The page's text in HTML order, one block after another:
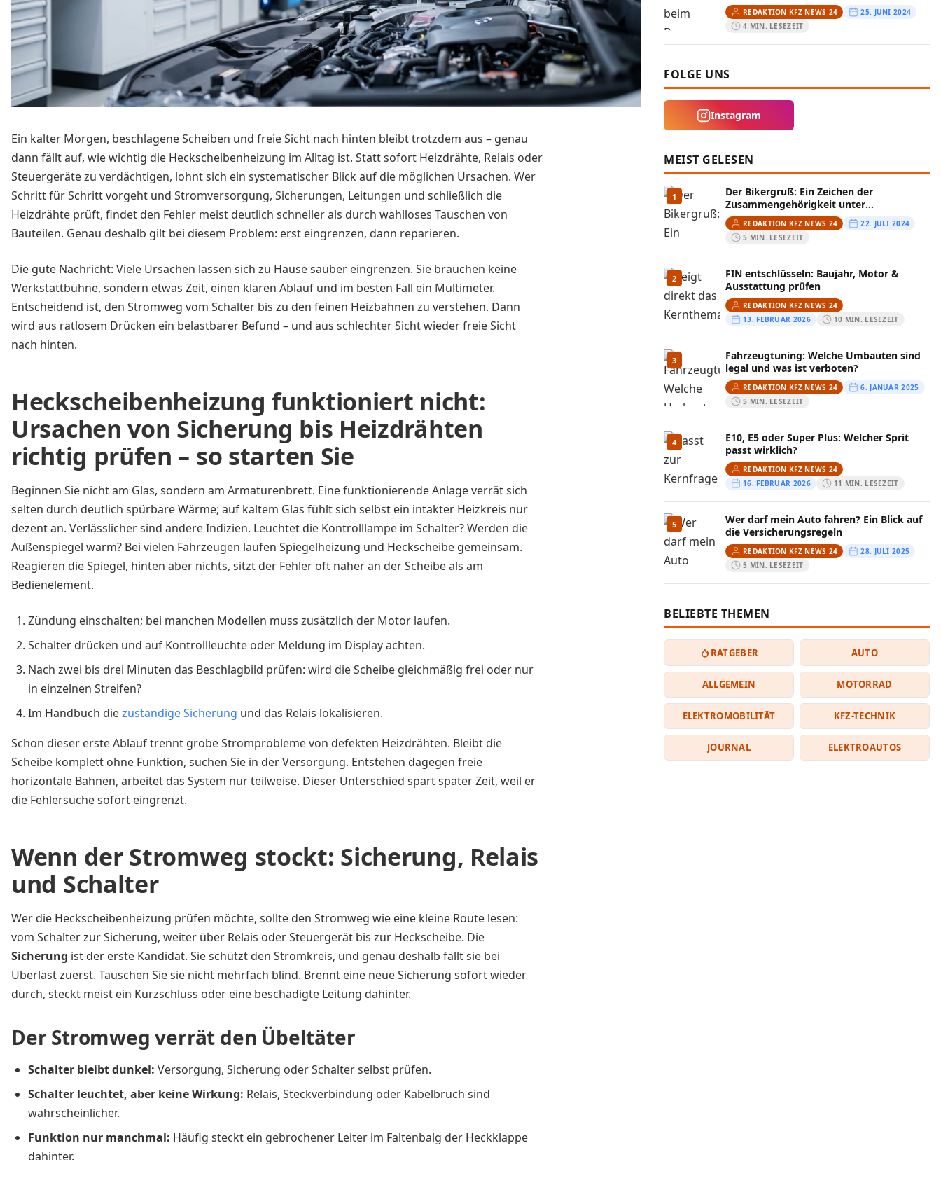
Ein kalter Morgen, beschlagene Scheiben und freie Sicht nach hinten bleibt trotzdem aus – genau
dann fällt auf, wie wichtig die Heckscheibenheizung im Alltag ist. Statt sofort Heizdrähte, Relais oder
Steuergeräte zu verdächtigen, lohnt sich ein systematischer Blick auf die möglichen Ursachen. Wer
Schritt für Schritt vorgeht und Stromversorgung, Sicherungen, Leitungen und schließlich die
Heizdrähte prüft, findet den Fehler meist deutlich schneller als durch wahlloses Tauschen von
Bauteilen. Genau deshalb gilt bei diesem Problem: erst eingrenzen, dann reparieren.
Die gute Nachricht: Viele Ursachen lassen sich zu Hause sauber eingrenzen. Sie brauchen keine
Werkstattbühne, sondern etwas Zeit, einen klaren Ablauf und im besten Fall ein Multimeter.
Entscheidend ist, den Stromweg vom Schalter bis zu den feinen Heizbahnen zu verstehen. Dann
wird aus ratlosem Drücken ein belastbarer Befund – und aus schlechter Sicht wieder freie Sicht
nach hinten.
Heckscheibenheizung funktioniert nicht:
Ursachen von Sicherung bis Heizdrähten
richtig prüfen – so starten Sie
Beginnen Sie nicht am Glas, sondern am Armaturenbrett. Eine funktionierende Anlage verrät sich
selten durch deutlich spürbare Wärme; auf kaltem Glas fühlt sich selbst ein intakter Heizkreis nur
dezent an. Verlässlicher sind andere Indizien. Leuchtet die Kontrolllampe im Schalter? Werden die
Außenspiegel warm? Bei vielen Fahrzeugen laufen Spiegelheizung und Heckscheibe gemeinsam.
Reagieren die Spiegel, hinten aber nichts, sitzt der Fehler oft näher an der Scheibe als am
Bedienelement.
Zündung einschalten; bei manchen Modellen muss zusätzlich der Motor laufen.
Schalter drücken und auf Kontrollleuchte oder Meldung im Display achten.
Nach zwei bis drei Minuten das Beschlagbild prüfen: wird die Scheibe gleichmäßig frei oder nur
in einzelnen Streifen?
Im Handbuch diezuständige Sicherung und das Relais lokalisieren.
Schon dieser erste Ablauf trennt grobe Stromprobleme von defekten Heizdrähten. Bleibt die
Scheibe komplett ohne Funktion, suchen Sie in der Versorgung. Entstehen dagegen freie
horizontale Bahnen, arbeitet das System nur teilweise. Dieser Unterschied spart später Zeit, weil er
die Fehlersuche sofort eingrenzt.
Wenn der Stromweg stockt: Sicherung, Relais
und Schalter
Wer die Heckscheibenheizung prüfen möchte, sollte den Stromweg wie eine kleine Route lesen:
vom Schalter zur Sicherung, weiter über Relais oder Steuergerät bis zur Heckscheibe. Die
Sicherung ist der erste Kandidat. Sie schützt den Stromkreis, und genau deshalb fällt sie bei
Überlast zuerst. Tauschen Sie sie nicht mehrfach blind. Brennt eine neue Sicherung sofort wieder
durch, steckt meist ein Kurzschluss oder eine beschädigte Leitung dahinter.
Der Stromweg verrät den Übeltäter
Schalter bleibt dunkel: Versorgung, Sicherung oder Schalter selbst prüfen.
Schalter leuchtet, aber keine Wirkung: Relais, Steckverbindung oder Kabelbruch sind
wahrscheinlicher.
Funktion nur manchmal: Häufig steckt ein gebrochener Leiter im Faltenbalg der Heckklappe
dahinter.
REDAKTION KFZ NEWS 24
25. JUNI 2024
4 MIN. LESEZEIT
FOLGE UNS
Instagram
MEIST GELESEN
1
Der Bikergruß: Ein Zeichen der
Zusammengehörigkeit unter
Motorradfahrern
REDAKTION KFZ NEWS 24
22. JULI 2024
5 MIN. LESEZEIT
2
FIN entschlüsseln: Baujahr, Motor &
Ausstattung prüfen
REDAKTION KFZ NEWS 24
13. FEBRUAR 2026
10 MIN. LESEZEIT
3
Fahrzeugtuning: Welche Umbauten sind
legal und was ist verboten?
REDAKTION KFZ NEWS 24
6. JANUAR 2025
5 MIN. LESEZEIT
4
E10, E5 oder Super Plus: Welcher Sprit
passt wirklich?
REDAKTION KFZ NEWS 24
16. FEBRUAR 2026
11 MIN. LESEZEIT
5
Wer darf mein Auto fahren? Ein Blick auf
die Versicherungsregeln
REDAKTION KFZ NEWS 24
28. JULI 2025
5 MIN. LESEZEIT
BELIEBTE THEMEN
RATGEBER AUTO
ALLGEMEIN MOTORRAD
ELEKTROMOBILITÄT KFZ-TECHNIK
JOURNAL ELEKTROAUTOS